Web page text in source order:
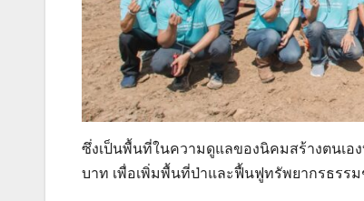
ซึ่งเป็นพื้นที่ในความดูแลของนิคมสร้างตนเอ
บาท เพื่อเพิ่มพื้นที่ป่าและฟื้นฟูทรัพยากรธรร